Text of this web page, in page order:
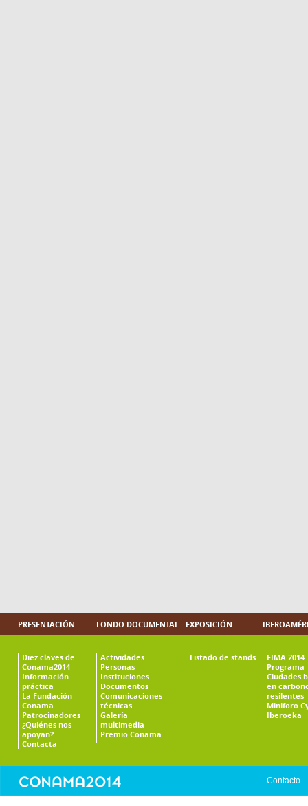
PRESENTACIÓN
Diez claves de
Conama2014
Información
práctica
La Fundación
Conama
Patrocinadores
¿Quiénes nos
apoyan?
Contacta
FONDO DOCUMENTAL
Actividades
Personas
Instituciones
Documentos
Comunicaciones
técnicas
Galería
multimedia
Premio Conama
EXPOSICIÓN
Listado de stands
EIMA 2014
Programa
Ciudades
en
resilentes
Miniforo
Iberoeka
Contacto